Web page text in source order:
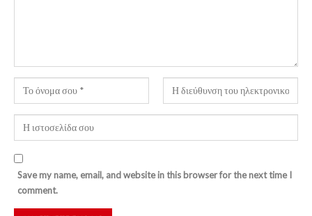
Save my name, email, and website in this browser for the next time I
comment.